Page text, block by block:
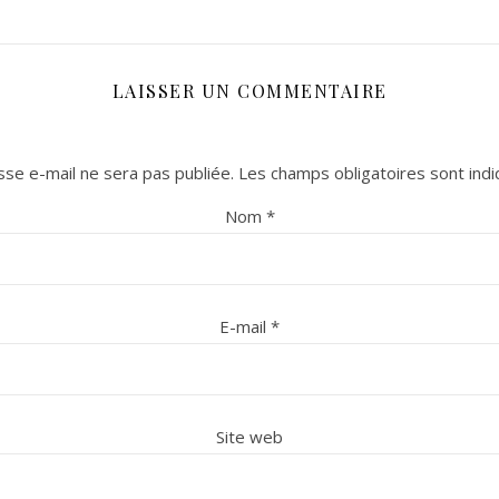
LAISSER UN COMMENTAIRE
e-mail ne sera pas publiée. Les champs obligatoires sont
Nom *
E-mail *
Site web